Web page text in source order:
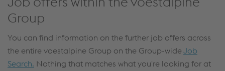
Group
You can find information on the further job offers across
the entire voestalpine Group on the Group-wideJob
Search. Nothing that matches what you're looking for at